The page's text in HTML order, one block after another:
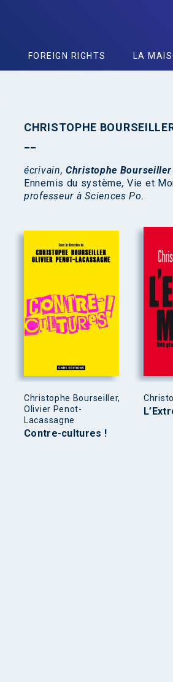
FOREIGN RIGHTS LA
CHRISTOPHE
écrivain,Christophe Bourseiller
Ennemis du système,Vie et
professeur à Sciences Po.
Christophe Bourseiller,
Olivier Penot-
Lacassagne
Contre-cultures !